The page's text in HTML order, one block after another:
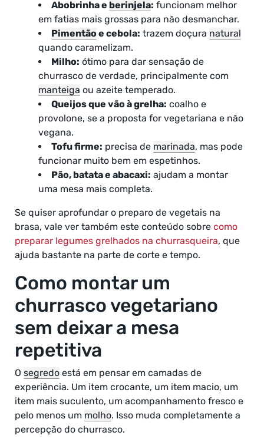
Abobrinha e berinjela: funcionam melhor
em fatias mais grossas para não desmanchar.
Pimentãoe cebola: trazem doçura natural
quando caramelizam.
Milho: ótimo para dar sensação de
churrasco de verdade, principalmente com
manteiga ou azeite temperado.
Queijos que vão à grelha: coalho e
provolone, se a proposta for vegetariana e não
vegana.
Tofu firme: precisa de marinada, mas pode
funcionar muito bem em espetinhos.
Pão, batata e abacaxi: ajudam a montar
uma mesa mais completa.
Se quiser aprofundar o preparo de vegetais na
brasa, vale ver também este conteúdo sobre como
preparar legumes grelhados na churrasqueira, que
ajuda bastante na parte de corte e tempo.
Como montar um
churrasco vegetariano
sem deixar a mesa
repetitiva
O segredo está em pensar em camadas de
experiência. Um item crocante, um item macio, um
item mais suculento, um acompanhamento fresco e
pelo menos um molho. Isso muda completamente a
percepção do churrasco.